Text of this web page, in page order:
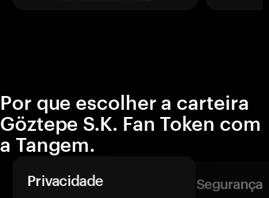
Por que escolher a carteira
Göztepe S.K. Fan Token com
a Tangem.
Privacidade Segurança